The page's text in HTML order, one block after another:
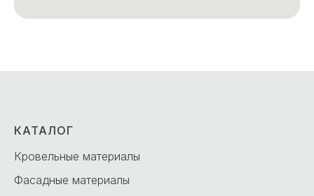
КАТАЛОГ
Кровельные материалы
Фасадные материалы